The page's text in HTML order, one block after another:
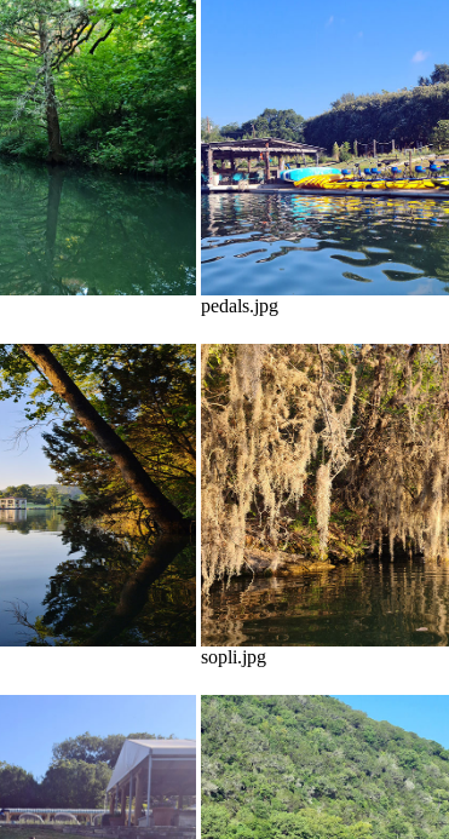
pedals.jpg
sopli.jpg